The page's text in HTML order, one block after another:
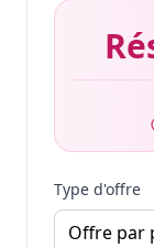
Type d'offre